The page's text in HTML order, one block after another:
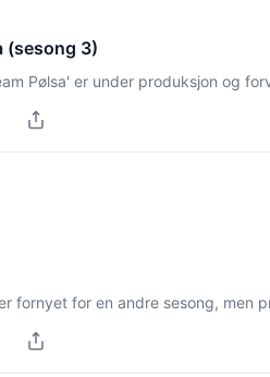
(sesong 3)
Pølsa' er under produksjon og
fornyet for en andre sesong, men